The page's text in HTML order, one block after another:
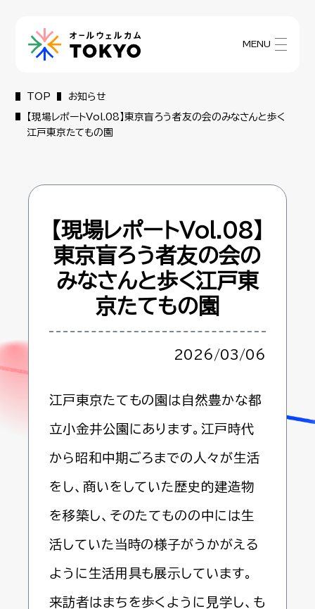
MENU
TOP お知らせ
【現場レポートVol.08】東京盲ろう者友の会のみなさんと歩く
江戸東京たてもの園
【現場レポートVol.08】
東京盲ろう者友の会の
みなさんと歩く江戸東
京たてもの園
2026/03/06
江戸東京たてもの園は自然豊かな都
立小金井公園にあります。江戸時代
から昭和中期ごろまでの人々が生活
をし、商いをしていた歴史的建造物
を移築し、そのたてものの中には生
活していた当時の様子がうかがえる
ように生活用具も展示しています。
来訪者はまちを歩くように見学し、も